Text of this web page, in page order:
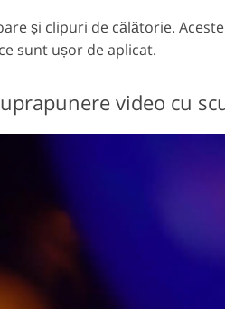
AI
ziua de
copiilor
și clipuri de călătorie.
sunt ușor de aplicat.